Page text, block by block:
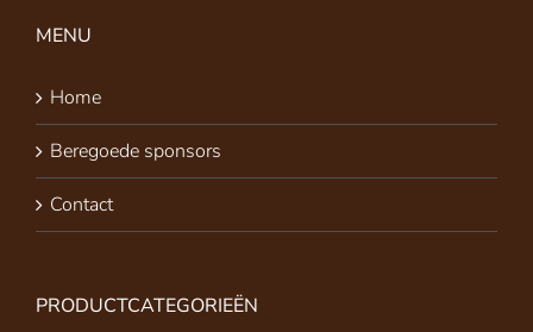
MENU
Home
Beregoede sponsors
Contact
PRODUCTCATEGORIEËN